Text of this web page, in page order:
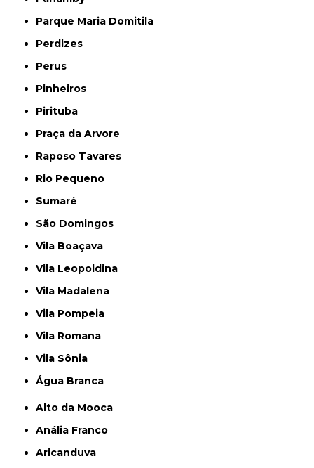
Parque Maria Domitila
Perdizes
Perus
Pinheiros
Pirituba
Praça da Arvore
Raposo Tavares
Rio Pequeno
Sumaré
São Domingos
Vila Boaçava
Vila Leopoldina
Vila Madalena
Vila Pompeia
Vila Romana
Vila Sônia
Água Branca
Alto da Mooca
Anália Franco
Aricanduva